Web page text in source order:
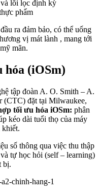
lõi lọc định kỳ
phẩm
ra đảm bảo, có thể uống
vị mát lành , mang tới
mãn.
hóa (iOSm)
tập đoàn A. O. Smith – A.
(CTC) đặt tại Milwaukee,
tối ưu hóa iOSm: phân
kéo dài tuổi thọ của máy
khiết.
số thông qua việc thu thập
tự học hỏi (self – learning)
bị.